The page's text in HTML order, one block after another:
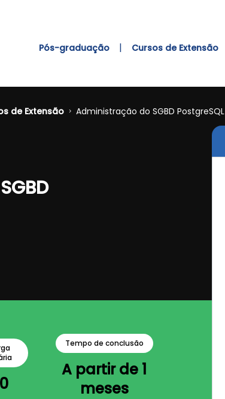
Pós-graduação | Cursos de Extensão
de Extensão Administração do SGBD PostgreSQL
Tempo de conclusão
A partir de 1
meses